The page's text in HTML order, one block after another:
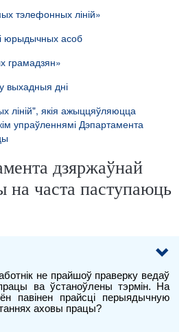
тэлефонных ліній»
юрыдычных асоб
грамадзян»
выхадныя дні
ліній", якія ажыццяўляюцца
упраўленнямі Дэпартамента
дзяржаўнай
на часта паступаюць
не прайшоў праверку ведаў
ва ўстаноўлены тэрмін. На
павінен прайсці перыядычную
аховы працы?